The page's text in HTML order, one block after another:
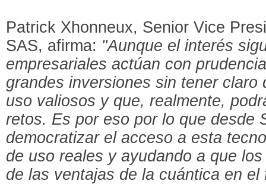
Patrick Xhonneux, Senior Vice
SAS, afirma: "Aunque el interés
empresariales actúan con
grandes inversiones sin tener claro
uso valiosos y que, realmente,
retos. Es por eso por lo que desde
democratizar el acceso a esta
de uso reales y ayudando a que
de las ventajas de la cuántica en el